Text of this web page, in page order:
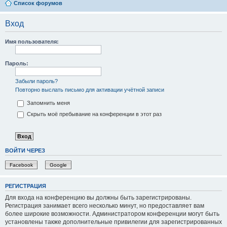
Список форумов
Вход
Имя пользователя:
Пароль:
Забыли пароль?
Повторно выслать письмо для активации учётной записи
Запомнить меня
Скрыть моё пребывание на конференции в этот раз
ВОЙТИ ЧЕРЕЗ
Facebook Google
РЕГИСТРАЦИЯ
Для входа на конференцию вы должны быть зарегистрированы.
Регистрация занимает всего несколько минут, но предоставляет вам
более широкие возможности. Администратором конференции могут быть
установлены также дополнительные привилегии для зарегистрированных